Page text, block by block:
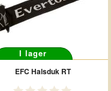
I lager
EFC Halsduk RT